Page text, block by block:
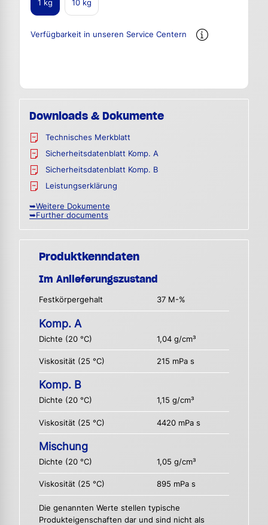
1 kg 10 kg
Verfügbarkeit in unseren Service Centern
Downloads & Dokumente
Technisches Merkblatt
Sicherheitsdatenblatt Komp. A
Sicherheitsdatenblatt Komp. B
Leistungserklärung
➥Weitere Dokumente
➥Further documents
Produktkenndaten
Im Anlieferungszustand
Festkörpergehalt 37 M-%
Komp. A
Dichte (20 °C) 1,04 g/cm³
Viskosität (25 °C) 215 mPa s
Komp. B
Dichte (20 °C) 1,15 g/cm³
Viskosität (25 °C) 4420 mPa s
Mischung
Dichte (20 °C) 1,05 g/cm³
Viskosität (25 °C) 895 mPa s
Die genannten Werte stellen typische
Produkteigenschaften dar und sind nicht als